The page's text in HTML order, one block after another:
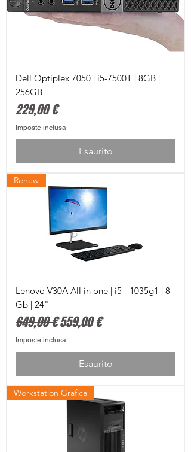
Dell Optiplex 7050 | i5-7500T | 8GB |
256GB
Prezzo
229,00 €
Imposte inclusa
Esaurito
Renew
Lenovo V30A All in one | i5 - 1035g1 | 8
Gb | 24"
Prezzo regolare
649,00 €Prezzo scontato
559,00 €
Imposte inclusa
Esaurito
Workstation Grafica